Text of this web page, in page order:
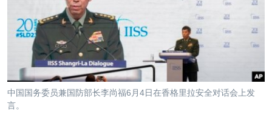
非洲
美洲
全球议题
军事
劳工
环境
国会报道
美中关系
美国建国250周年
埃博拉疫情
VOA今日焦点
中文广播
关注我们
中国国务委员兼国防部长李尚福6月4日在香格里拉安全对话会上发
言。